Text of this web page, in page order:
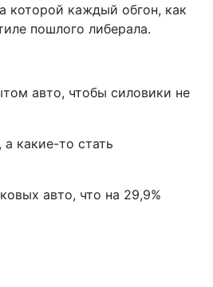
которой каждый обгон, как
пошлого либерала.
авто, чтобы силовики не
какие-то стать
авто, что на 29,9%